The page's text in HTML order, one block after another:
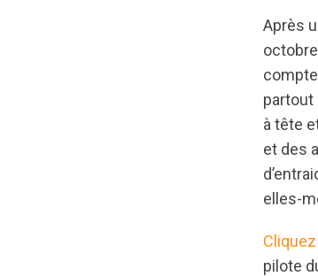
Après
partout
à tête
et des
elles-
pilote